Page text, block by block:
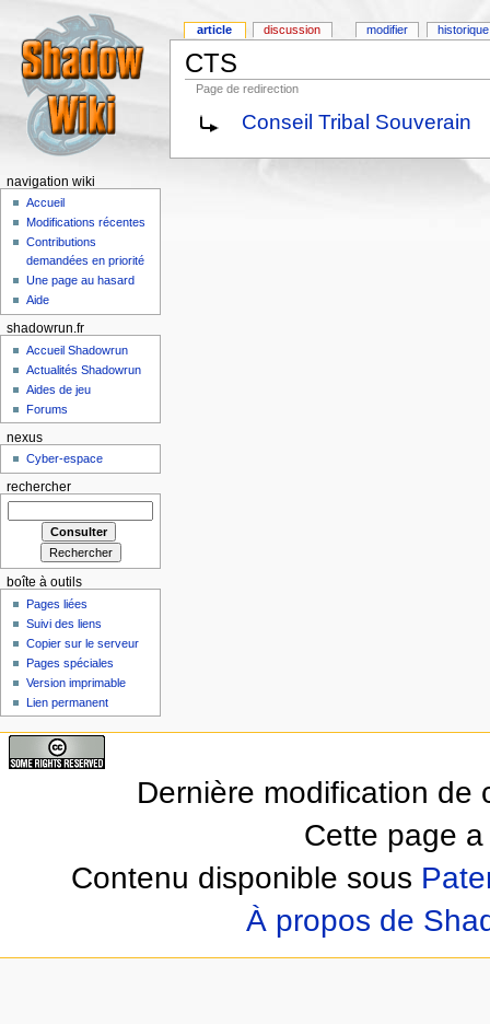
CTS
Page de redirection
Conseil Tribal Souverain
article discussion modifier historique
navigation wiki
Accueil
Modifications récentes
Contributions
demandées en priorité
Une page au hasard
Aide
shadowrun.fr
Accueil Shadowrun
Actualités Shadowrun
Aides de jeu
Forums
nexus
Cyber-espace
rechercher
boîte à outils
Pages liées
Suivi des liens
Copier sur le serveur
Pages spéciales
Version imprimable
Lien permanent
Dernière modification de
Cette page
Contenu disponible sous
À propos de